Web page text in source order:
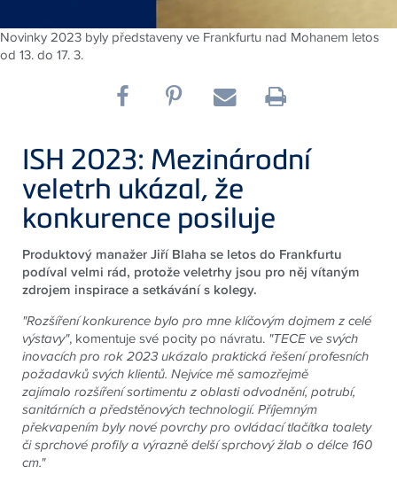
Novinky 2023 byly představeny ve Frankfurtu nad Mohanem letos
od 13. do 17. 3.
ISH 2023: Mezinárodní
veletrh ukázal, že
konkurence posiluje
Produktový manažer Jiří Blaha se letos do Frankfurtu
podíval velmi rád, protože veletrhy jsou pro něj vítaným
zdrojem inspirace a setkávání s kolegy.
"Rozšíření konkurence bylo pro mne klíčovým dojmem z celé
výstavy", komentuje své pocity po návratu. "TECE ve svých
inovacích pro rok 2023 ukázalo praktická řešení profesních
požadavků svých klientů. Nejvíce mě samozřejmě
zajímalo rozšíření sortimentu z oblasti odvodnění, potrubí,
sanitárních a předstěnových technologií. Příjemným
překvapením byly nové povrchy pro ovládací tlačítka toalety
či sprchové profily a výrazně delší sprchový žlab o délce 160
cm."